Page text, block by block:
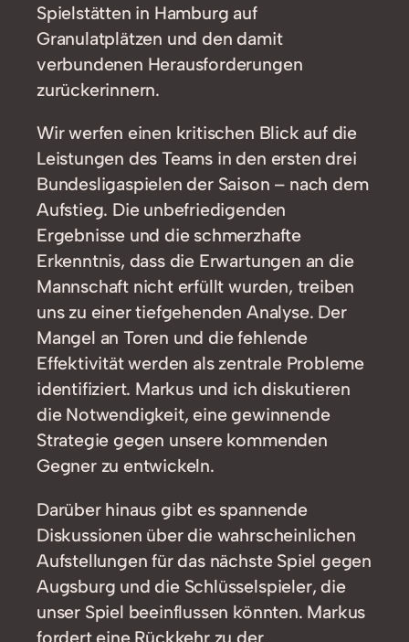
Spielstätten in Hamburg auf
Granulatplätzen und den damit
verbundenen Herausforderungen
zurückerinnern.
Wir werfen einen kritischen Blick auf die
Leistungen des Teams in den ersten drei
Bundesligaspielen der Saison – nach dem
Aufstieg. Die unbefriedigenden
Ergebnisse und die schmerzhafte
Erkenntnis, dass die Erwartungen an die
Mannschaft nicht erfüllt wurden, treiben
uns zu einer tiefgehenden Analyse. Der
Mangel an Toren und die fehlende
Effektivität werden als zentrale Probleme
identifiziert. Markus und ich diskutieren
die Notwendigkeit, eine gewinnende
Strategie gegen unsere kommenden
Gegner zu entwickeln.
Darüber hinaus gibt es spannende
Diskussionen über die wahrscheinlichen
Aufstellungen für das nächste Spiel gegen
Augsburg und die Schlüsselspieler, die
unser Spiel beeinflussen könnten. Markus
fordert eine Rückkehr zu der